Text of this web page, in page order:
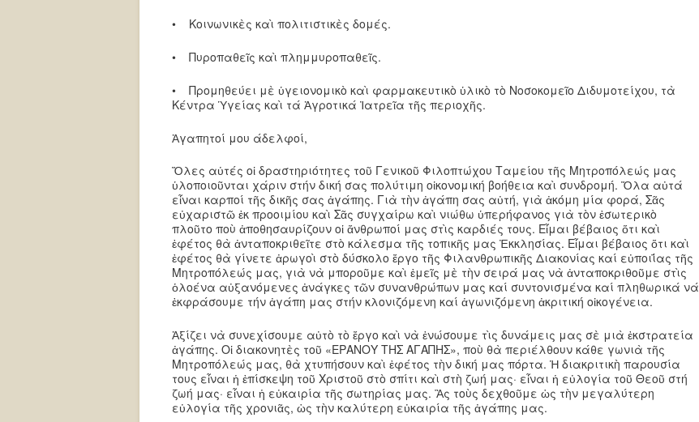
• Κοινωνικὲς καὶ πολιτιστικὲς δομές.
• Πυροπαθεῖς καὶ πλημμυροπαθεῖς.
• Προμηθεύει μὲ ὑγειονομικὸ καὶ φαρμακευτικὸ ὑλικὸ τὸ Νοσοκομεῖο Διδυμοτείχου, τὰ
Κέντρα Ὑγείας καὶ τά Ἀγροτικά Ἰατρεῖα τῆς περιοχῆς.
Ἀγαπητοί μου άδελφοί,
Ὅλες αὐτές οἱ δραστηριότητες τοῦ Γενικοῦ Φιλοπτώχου Ταμείου τῆς Μητροπόλεώς μας
ὑλοποιοῦνται χάριν στήν δική σας πολύτιμη οἰκονομική βοήθεια καὶ συνδρομή. Ὅλα αὐτά
εἶναι καρποί τῆς δικῆς σας ἀγάπης. Γιὰ τὴν ἀγάπη σας αὐτή, γιὰ ἀκόμη μία φορά, Σᾶς
εὐχαριστῶ ἐκ προοιμίου καὶ Σᾶς συγχαίρω καὶ νιώθω ὑπερήφανος γιὰ τὸν ἐσωτερικὸ
πλοῦτο ποὺ ἀποθησαυρίζουν οἱ ἄνθρωποί μας στὶς καρδιές τους. Εἶμαι βέβαιος ὅτι καὶ
ἐφέτος θὰ ἀνταποκριθεῖτε στὸ κάλεσμα τῆς τοπικῆς μας Ἐκκλησίας. Εἶμαι βέβαιος ὅτι καὶ
ἐφέτος θὰ γίνετε ἀρωγοὶ στὸ δύσκολο ἔργο τῆς Φιλανθρωπικῆς Διακονίας καί εὐποιΐας τῆς
Μητροπόλεώς μας, γιὰ νὰ μποροῦμε καὶ ἐμεῖς μὲ τὴν σειρά μας νὰ ἀνταποκριθοῦμε στὶς
ὁλοένα αὐξανόμενες ἀνάγκες τῶν συνανθρώπων μας καί συντονισμένα καί πληθωρικά νά
ἐκφράσουμε τήν ἀγάπη μας στήν κλονιζόμενη καί ἀγωνιζόμενη ἀκριτική οἰκογένεια.
Ἀξίζει νὰ συνεχίσουμε αὐτὸ τὸ ἔργο καὶ νὰ ἑνώσουμε τὶς δυνάμεις μας σὲ μιὰ ἐκστρατεία
ἀγάπης. Οἱ διακονητὲς τοῦ «ΕΡΑΝΟΥ ΤΗΣ ΑΓΑΠΗΣ», ποὺ θὰ περιέλθουν κάθε γωνιὰ τῆς
Μητροπόλεώς μας, θὰ χτυπήσουν καὶ ἐφέτος τὴν δική μας πόρτα. Ἡ διακριτικὴ παρουσία
τους εἶναι ἡ ἐπίσκεψη τοῦ Χριστοῦ στὸ σπίτι καὶ στὴ ζωή μας· εἶναι ἡ εὐλογία τοῦ Θεοῦ στή
ζωή μας· εἶναι ἡ εὐκαιρία τῆς σωτηρίας μας. Ἂς τοὺς δεχθοῦμε ὡς τὴν μεγαλύτερη
εὐλογία τῆς χρονιᾶς, ὡς τὴν καλύτερη εὐκαιρία τῆς ἀγάπης μας.